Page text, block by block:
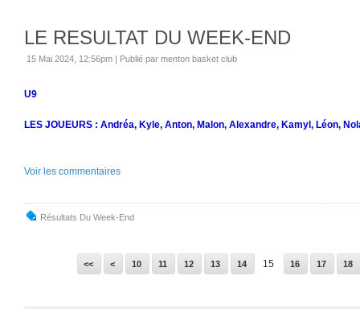
LE RESULTAT DU WEEK-END
15 Mai 2024, 12:56pm | Publié par menton basket club
U9
LES JOUEURS : Andréa, Kyle, Anton, Malon, Alexandre, Kamyl, Léon,
Voir les commentaires
Résultats Du Week-End
<< < 10 11 12 13 14 15 16 17 18